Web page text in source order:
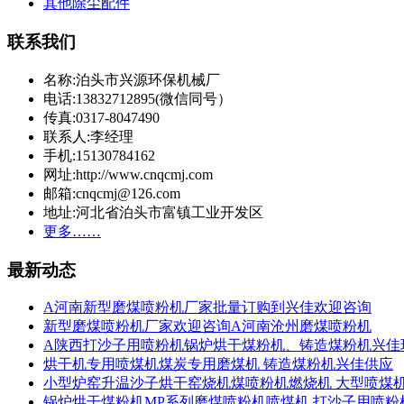
其他除尘配件
联系我们
名称:泊头市兴源环保机械厂
电话:13832712895(微信同号）
传真:0317-8047490
联系人:李经理
手机:15130784162
网址:http://www.cnqcmj.com
邮箱:cnqcmj@126.com
地址:河北省泊头市富镇工业开发区
更多……
最新动态
A河南新型磨煤喷粉机厂家批量订购到兴佳欢迎咨询
新型磨煤喷粉机厂家欢迎咨询A河南沧州磨煤喷粉机
A陕西打沙子用喷粉机锅炉烘干煤粉机、铸造煤粉机兴佳
烘干机专用喷煤机煤炭专用磨煤机 铸造煤粉机兴佳供应
小型炉窑升温沙子烘干窑烧机煤喷粉机燃烧机 大型喷煤